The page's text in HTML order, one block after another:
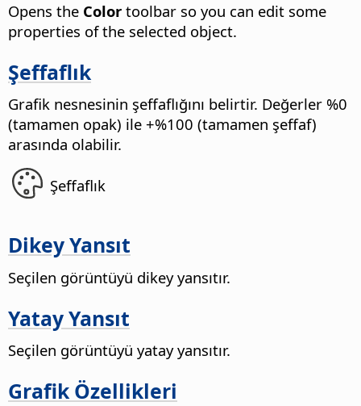
Opens the Color toolbar so you can edit some
properties of the selected object.
Şeffaflık
Grafik nesnesinin şeffaflığını belirtir. Değerler %0
(tamamen opak) ile +%100 (tamamen şeffaf)
arasında olabilir.
Şeffaflık
Dikey Yansıt
Seçilen görüntüyü dikey yansıtır.
Yatay Yansıt
Seçilen görüntüyü yatay yansıtır.
Grafik Özellikleri